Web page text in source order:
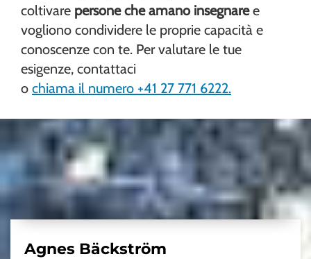
coltivare persone che amano insegnaree
vogliono condividere le proprie capacità e
conoscenze con te. Per valutare le tue
esigenze, contattaci
o chiama il numero +41 27 771 6222.
Agnes Bäckström